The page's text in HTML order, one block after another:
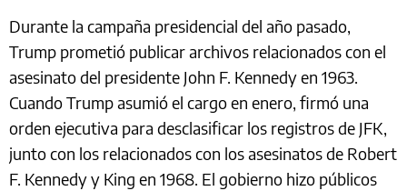
Durante la campaña presidencial del año pasado,
Trump prometió publicar archivos relacionados con el
asesinato del presidente John F. Kennedy en 1963.
Cuando Trump asumió el cargo en enero, firmó una
orden ejecutiva para desclasificar los registros de JFK,
junto con los relacionados con los asesinatos de Robert
F. Kennedy y King en 1968. El gobierno hizo públicos